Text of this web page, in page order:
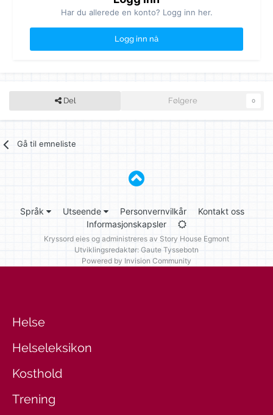
Har du allerede en konto? Logg inn her.
Logg inn nå
Del Følgere 0
Gå til emneliste
Språk Utseende Personvernvilkår
Kontakt oss
Informasjonskapsler
Kryssord eies og administreres av Story House Egmont
Utviklingsredaktør: Gaute Tyssebotn
Powered by Invision Community
Helse
Helseleksikon
Kosthold
Trening